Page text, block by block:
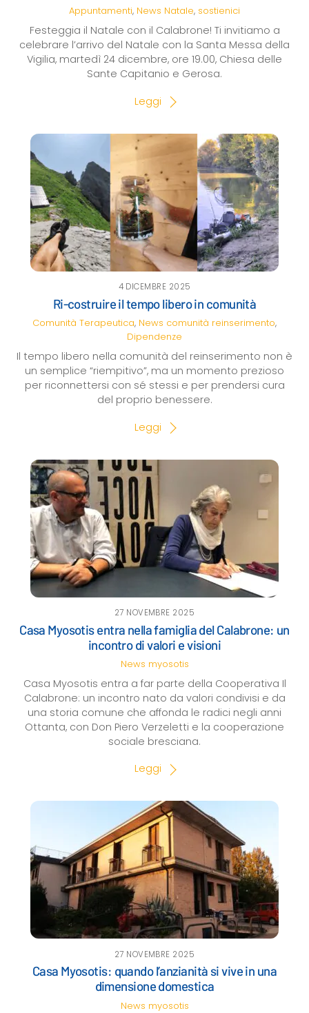
Appuntamenti, News Natale, sostienici
Festeggia il Natale con il Calabrone! Ti invitiamo a
celebrare l’arrivo del Natale con la Santa Messa della
Vigilia, martedì 24 dicembre, ore 19.00, Chiesa delle
Sante Capitanio e Gerosa.
Leggi
4 DICEMBRE 2025
Ri-costruire il tempo libero in comunità
Comunità Terapeutica, News comunità reinserimento,
Dipendenze
Il tempo libero nella comunità del reinserimento non è
un semplice “riempitivo”, ma un momento prezioso
per riconnettersi con sé stessi e per prendersi cura
del proprio benessere.
Leggi
27 NOVEMBRE 2025
Casa Myosotis entra nella famiglia del Calabrone: un
incontro di valori e visioni
News myosotis
Casa Myosotis entra a far parte della Cooperativa Il
Calabrone: un incontro nato da valori condivisi e da
una storia comune che affonda le radici negli anni
Ottanta, con Don Piero Verzeletti e la cooperazione
sociale bresciana.
Leggi
27 NOVEMBRE 2025
Casa Myosotis: quando l’anzianità si vive in una
dimensione domestica
News myosotis